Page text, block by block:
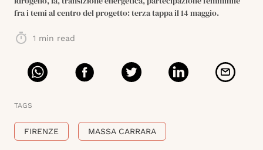
fra i temi al centro del progetto: terza tappa il 14 maggio.
1 min read
TAGS
FIRENZE MASSA CARRARA